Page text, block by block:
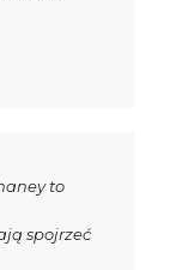
to
spojrzeć